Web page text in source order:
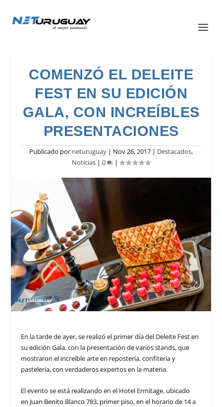
COMENZÓ EL DELEITE
FEST EN SU EDICIÓN
GALA, CON INCREÍBLES
PRESENTACIONES
Publicado por neturuguay | Nov 26, 2017 | Destacados,
Noticias | 0 |
En la tarde de ayer, se realizó el primer día del Deleite Fest en
su edición Gala, con la presentación de varios stands, que
mostraron el increíble arte en repostería, confitería y
pastelería, con verdaderos expertos en la materia.
El evento se está realizando en el Hotel Ermitage, ubicado
en Juan Benito Blanco 783, primer piso, en el horario de 14 a